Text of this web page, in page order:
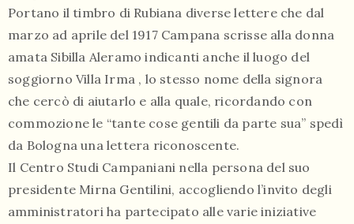
Portano il timbro di Rubiana diverse lettere che dal
marzo ad aprile del 1917 Campana scrisse alla donna
amata Sibilla Aleramo indicanti anche il luogo del
soggiorno Villa Irma , lo stesso nome della signora
che cercò di aiutarlo e alla quale, ricordando con
commozione le “tante cose gentili da parte sua” spedì
da Bologna una lettera riconoscente.
Il Centro Studi Campaniani nella persona del suo
presidente Mirna Gentilini, accogliendo l’invito degli
amministratori ha partecipato alle varie iniziative